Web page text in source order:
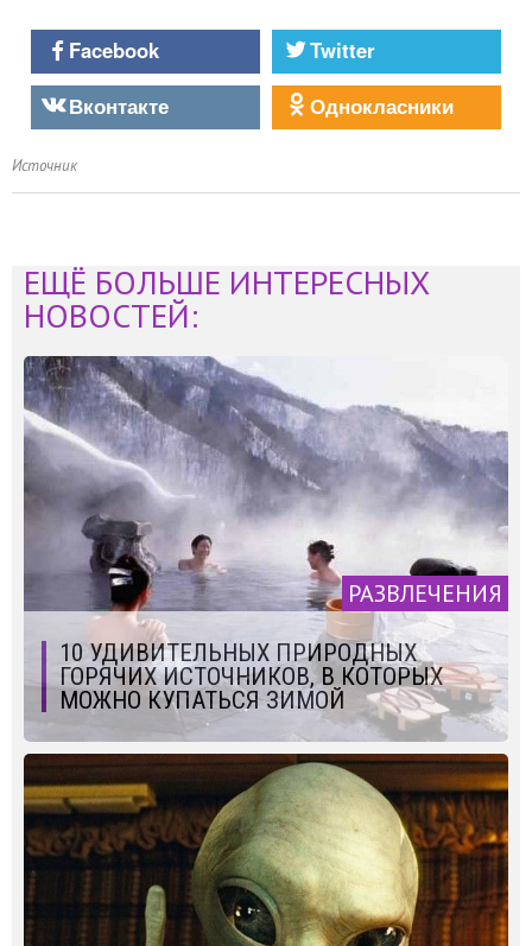
Facebook
Twitter
Вконтакте
Однокласники
Источник
ЕЩЁ БОЛЬШЕ ИНТЕРЕСНЫХ
НОВОСТЕЙ:
РАЗВЛЕЧЕНИЯ
10 УДИВИТЕЛЬНЫХ ПРИРОДНЫХ
ГОРЯЧИХ ИСТОЧНИКОВ, В КОТОРЫХ
МОЖНО КУПАТЬСЯ ЗИМОЙ